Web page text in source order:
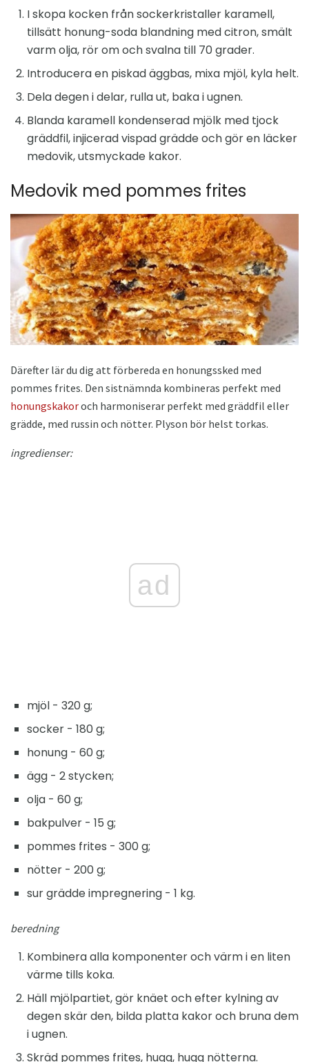
I skopa kocken från sockerkristaller karamell,
tillsätt honung-soda blandning med citron, smält
varm olja, rör om och svalna till 70 grader.
Introducera en piskad äggbas, mixa mjöl, kyla helt.
Dela degen i delar, rulla ut, baka i ugnen.
Blanda karamell kondenserad mjölk med tjock
gräddfil, injicerad vispad grädde och gör en läcker
medovik, utsmyckade kakor.
Medovik med pommes frites
Därefter lär du dig att förbereda en honungssked med
pommes frites. Den sistnämnda kombineras perfekt med
honungskakoroch harmoniserar perfekt med gräddfil eller
grädde, med russin och nötter. Plyson bör helst torkas.
ingredienser:
ad
mjöl - 320 g;
socker - 180 g;
honung - 60 g;
ägg - 2 stycken;
olja - 60 g;
bakpulver - 15 g;
pommes frites - 300 g;
nötter - 200 g;
sur grädde impregnering - 1 kg.
beredning
Kombinera alla komponenter och värm i en liten
värme tills koka.
Häll mjölpartiet, gör knäet och efter kylning av
degen skär den, bilda platta kakor och bruna dem
i ugnen.
Skräd pommes frites, hugg, hugg nötterna.